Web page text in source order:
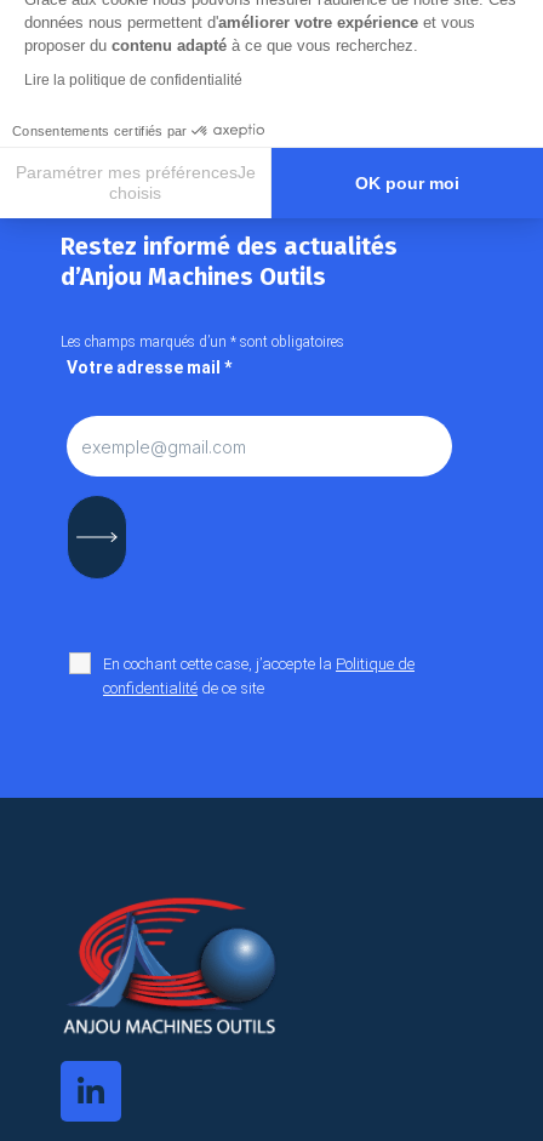
données nous permettent d'améliorer votre expérience et vous
proposer du contenu adapté à ce que vous recherchez.
Lire la politique de confidentialité
Consentements certifiés par
Paramétrer mes préférencesJe
choisis
OK pour moi
Plateforme de Gestion du Consentement : Personnalisez vos
Notre plateforme vous permet d'adapter et de gérer vos
NEWSLETTER
Restez informé des actualités
d’Anjou Machines Outils
Les champs marqués d’un * sont obligatoires
Votre adresse mail *
En cochant cette case, j’accepte la Politique de
confidentialité de ce site